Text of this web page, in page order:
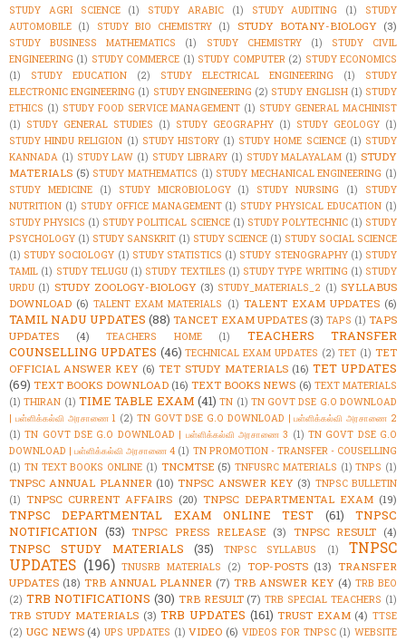
STUDY AGRI SCIENCE
(1) STUDY ARABIC (1) STUDY AUDITING (1)
STUDY
AUTOMOBILE (1) STUDY BIO CHEMISTRY (1) STUDY BOTANY-BIOLOGY (3)
STUDY BUSINESS MATHEMATICS (1) STUDY CHEMISTRY (1)
STUDY CIVIL
ENGINEERING (1) STUDY COMMERCE (1) STUDY COMPUTER (2) STUDY ECONOMICS
(1)
STUDY EDUCATION (2) STUDY ELECTRICAL ENGINEERING (1)
STUDY
ELECTRONIC ENGINEERING (1) STUDY ENGINEERING (2) STUDY ENGLISH (1) STUDY
ETHICS (1) STUDY FOOD SERVICE MANAGEMENT (1) STUDY GENERAL MACHINIST
(1) STUDY GENERAL STUDIES (1) STUDY GEOGRAPHY (1) STUDY GEOLOGY (1)
STUDY HINDU RELIGION (1) STUDY HISTORY (1) STUDY HOME SCIENCE (1) STUDY
KANNADA (1) STUDY LAW (1) STUDY LIBRARY (1) STUDY MALAYALAM (1) STUDY
MATERIALS (5) STUDY MATHEMATICS (1) STUDY MECHANICAL ENGINEERING (1)
STUDY MEDICINE
(1) STUDY MICROBIOLOGY (1) STUDY NURSING (1)
STUDY
NUTRITION (1) STUDY OFFICE MANAGEMENT (1) STUDY PHYSICAL EDUCATION (1)
STUDY PHYSICS (1) STUDY POLITICAL SCIENCE (1) STUDY POLYTECHNIC (1) STUDY
PSYCHOLOGY (1) STUDY SANSKRIT (1) STUDY SCIENCE (1) STUDY SOCIAL SCIENCE
(1) STUDY SOCIOLOGY (1) STUDY STATISTICS (1) STUDY STENOGRAPHY (1) STUDY
TAMIL (1) STUDY TELUGU (1) STUDY TEXTILES (1) STUDY TYPE WRITING (1) STUDY
URDU (1) STUDY ZOOLOGY-BIOLOGY (3) STUDY_MATERIALS_2 (1) SYLLABUS
DOWNLOAD (6) TALENT EXAM MATERIALS (1) TALENT EXAM UPDATES (6)
TAMIL NADU UPDATES (88) TANCET EXAM UPDATES (3) TAPS (1) TAPS
UPDATES
(4) TEACHERS HOME (1)
TEACHERS TRANSFER
COUNSELLING UPDATES (46) TECHNICAL EXAM UPDATES (2) TET (1) TET
OFFICIAL ANSWER KEY (6) TET STUDY MATERIALS (16) TET UPDATES
(69) TEXT BOOKS DOWNLOAD (16) TEXT BOOKS NEWS (6) TEXT MATERIALS
(1) THIRAN (1) TIME TABLE EXAM (41) TN (1) TN GOVT DSE G.O DOWNLOAD
| பள்ளிக்கல்வி அரசாணை 1 (2) TN GOVT DSE G.O DOWNLOAD | பள்ளிக்கல்வி அரசாணை 2
(1) TN GOVT DSE G.O DOWNLOAD | பள்ளிக்கல்வி அரசாணை 3 (1) TN GOVT DSE G.O
DOWNLOAD | பள்ளிக்கல்வி அரசாணை 4 (1) TN PROMOTION - TRANSFER - COUSELLING
(1) TN TEXT BOOKS ONLINE (1) TNCMTSE (5) TNFUSRC MATERIALS (1) TNPS (1)
TNPSC ANNUAL PLANNER (10) TNPSC ANSWER KEY (3) TNPSC BULLETIN
(1) TNPSC CURRENT AFFAIRS (20) TNPSC DEPARTMENTAL EXAM (19)
TNPSC DEPARTMENTAL EXAM ONLINE TEST (61)
TNPSC
NOTIFICATION (53) TNPSC PRESS RELEASE (3) TNPSC RESULT (4)
TNPSC STUDY MATERIALS (35) TNPSC SYLLABUS (1)
TNPSC
UPDATES (196) TNUSRB MATERIALS (2) TOP-POSTS (13) TRANSFER
UPDATES (18) TRB ANNUAL PLANNER (7) TRB ANSWER KEY (4) TRB BEO
(2) TRB NOTIFICATIONS (30) TRB RESULT (7) TRB SPECIAL TEACHERS (1)
TRB STUDY MATERIALS (3) TRB UPDATES (161) TRUST EXAM (4) TTSE
(2) UGC NEWS (4) UPS UPDATES (1) VIDEO (6) VIDEOS FOR TNPSC (1) WEBSITE